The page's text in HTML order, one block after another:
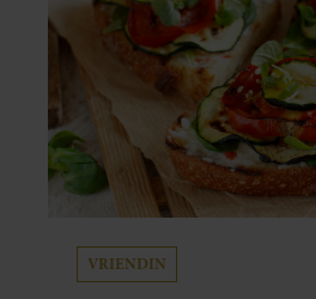
VRIENDIN